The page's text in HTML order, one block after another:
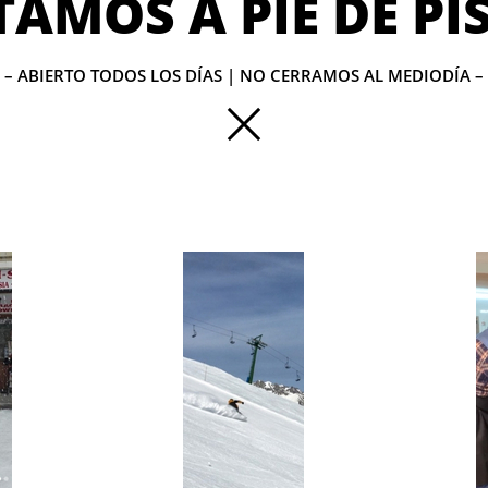
– ABIERTO TODOS LOS DÍAS | NO CERRAMOS AL MEDIODÍA –